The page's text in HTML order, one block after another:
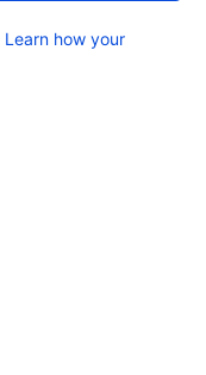
Learn how your